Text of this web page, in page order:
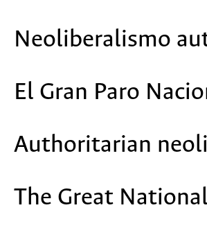
Neoliberalismo
El Gran Paro
Authoritarian
The Great